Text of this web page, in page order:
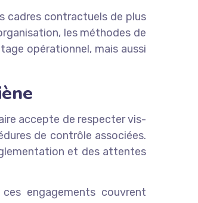
cadres contractuels de plus
les méthodes de
opérationnel, mais aussi
accepte de respecter vis-
de contrôle associées.
et des attentes
engagements couvrent